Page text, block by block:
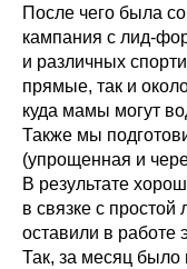
После чего была
кампания с лид-
и различных
прямые, так и
куда мамы могут
Также мы
(упрощенная и
В результате
в связке с
оставили в работе
Так, за месяц было